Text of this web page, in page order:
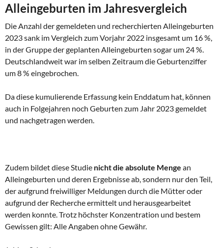
Alleingeburten im Jahresvergleich
Die Anzahl der gemeldeten und recherchierten Alleingeburten
2023 sank im Vergleich zum Vorjahr 2022 insgesamt um 16 %,
in der Gruppe der geplanten Alleingeburten sogar um 24 %.
Deutschlandweit war im selben Zeitraum die Geburtenziffer
um 8 % eingebrochen.
Da diese kumulierende Erfassung kein Enddatum hat, können
auch in Folgejahren noch Geburten zum Jahr 2023 gemeldet
und nachgetragen werden.
Zudem bildet diese Studie nicht die absolute Menge an
Alleingeburten und deren Ergebnisse ab, sondern nur den Teil,
der aufgrund freiwilliger Meldungen durch die Mütter oder
aufgrund der Recherche ermittelt und herausgearbeitet
werden konnte. Trotz höchster Konzentration und bestem
Gewissen gilt: Alle Angaben ohne Gewähr.